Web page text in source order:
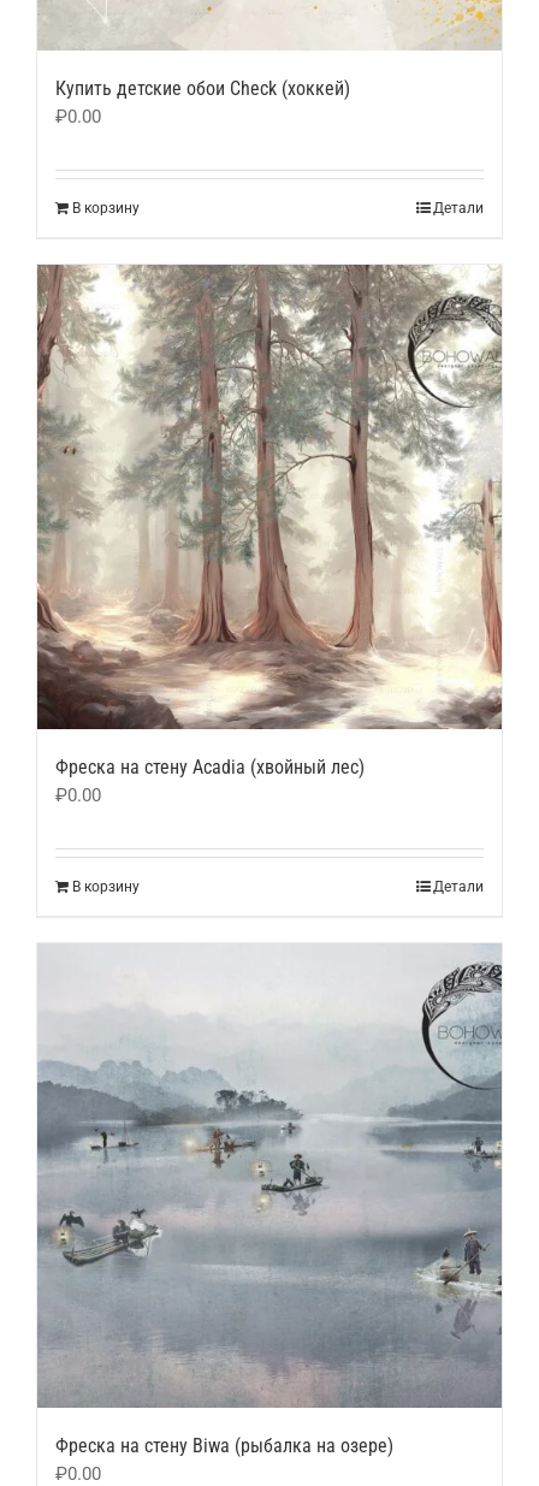
Купить детские обои Сheck (хоккей)
₽0.00
В корзину Детали
Фреска на стену Acadia (хвойный лес)
₽0.00
В корзину Детали
Фреска на стену Biwa (рыбалка на озере)
₽0.00